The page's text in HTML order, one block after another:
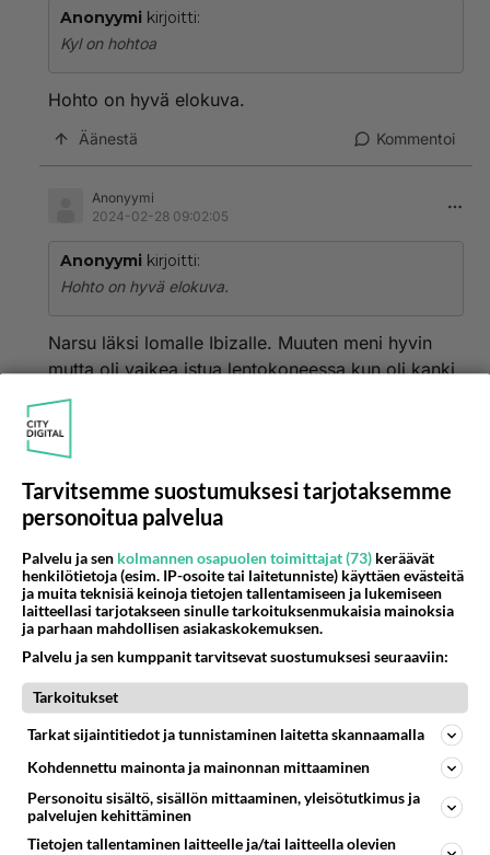
Anonyymi kirjoitti:
Kyl on hohtoa
Hohto on hyvä elokuva.
Äänestä Kommentoi
Anonyymi
2024-02-28 09:02:05
Anonyymi kirjoitti:
Hohto on hyvä elokuva.
Narsu läksi lomalle Ibizalle. Muuten meni hyvin
mutta oli vaikea istua lentokoneessa kun oli kanki
persiissä.
Anonyymi
2024-04-25 21:00:36
Anonyymikirjoitti:
Narsu läksi lomalle Ibizalle. Muuten meni hyvin mutta
oli vaikea istua lentokoneessa kun oli kanki persiissä.
Käykö se pitkä vaalee narsu sinisellä
sähköautolla Nesteen vessassa paskalla.
Äänestä Kommentoi
2024-04-26 09:35:36
Ei kyllä tämä oikea Nesteen Narsisti on niin kova
Tarvitsemme suostumuksesi tarjotaksemme
personoitua palvelua
Palvelu ja sen kolmannen osapuolen toimittajat (73) keräävät
henkilötietoja (esim. IP-osoite tai laitetunniste) käyttäen evästeitä
ja muita teknisiä keinoja tietojen tallentamiseen ja lukemiseen
laitteellasi tarjotakseen sinulle tarkoituksenmukaisia mainoksia
ja parhaan mahdollisen asiakaskokemuksen.
Palvelu ja sen kumppanit tarvitsevat suostumuksesi seuraaviin:
Tarkoitukset
Tarkat sijaintitiedot ja tunnistaminen laitetta skannaamalla
Kohdennettu mainonta ja mainonnan mittaaminen
Personoitu sisältö, sisällön mittaaminen, yleisötutkimus ja
palvelujen kehittäminen
Tietojen tallentaminen laitteelle ja/tai laitteella olevien